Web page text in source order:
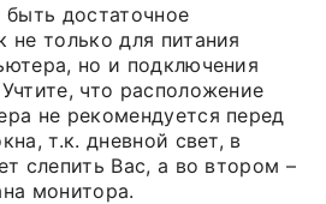
достаточное
не только для питания
но и подключения
что расположение
не рекомендуется перед
т.к. дневной свет, в
слепить Вас, а во втором –
монитора.